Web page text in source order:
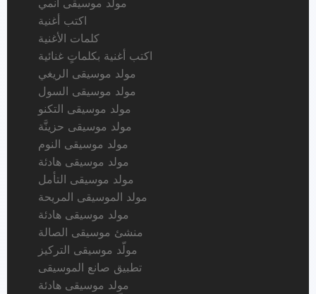
مولد موسيقى أنمي
اكتب أغنية
كلمات الأغنية
اكتب أغنية بكلماتٍ غنائية
مولد موسيقى الريغي
مولد موسيقى السول
مولد موسيقى التكنو
مولد موسيقى حزينَّة
مولد موسيقى النوم
مولد موسيقى هادئة
مولد موسيقى التأمل
مولد الموسيقى المريحة
مولد موسيقى هادئة
منشئ موسيقى الصالة
مولّد موسيقى التركيز
تطبيق صانع الموسيقى
مولد موسيقى هادئة